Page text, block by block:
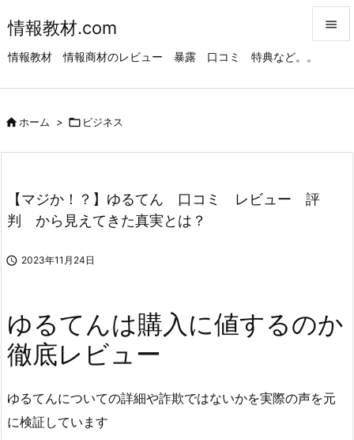
情報教材.com
情報教材 情報商材のレビュー 暴露 口コミ 特典など。。

前へ
ホーム >  ビジネス
【マジか！？】ゆるてん 口コミ レビュー 評
判 から見えてきた真実とは？
 2023年11月24日
ゆるてんは購入に値するのか
徹底レビュー
ゆるてんについての詳細や詐欺ではないかを実際の声を元
に検証しています